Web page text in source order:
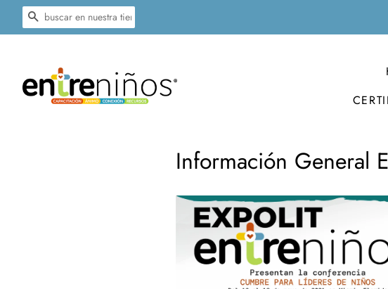
BUSCAR
Información General